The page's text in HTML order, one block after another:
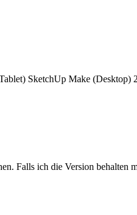
SketchUp Make (Desktop)
Falls ich die Version